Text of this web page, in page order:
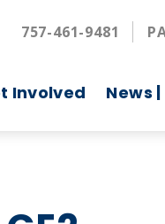
757-461-9481
Involved News